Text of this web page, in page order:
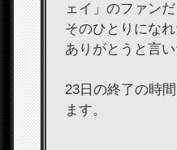
ェイ」のファンだ
そのひとりにな
ありがとうと言い
23日の終了の時
ます。